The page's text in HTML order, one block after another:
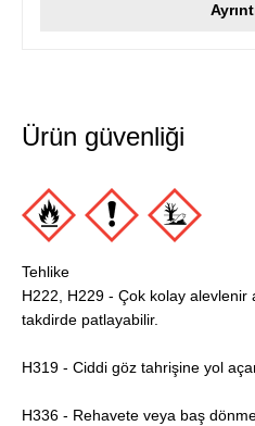
Ürün güvenliği
Tehlike
H222, H229 - Çok kolay alevlenir
takdirde patlayabilir.
H319 - Ciddi göz tahrişine yol
H336 - Rehavete veya baş